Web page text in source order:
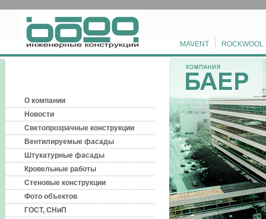
MAVENT ROCKWOOL
О компании
Новости
Светопрозрачные конструкции
Вентилируемые фасады
Штукатурные фасады
Кровельные работы
Стеновые конструкции
Фото объектов
ГОСТ, СНиП